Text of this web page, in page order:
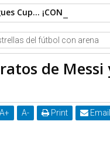
¡CON GOLAZO
del fútbol con arena
de Messi
A+ A- Print Email